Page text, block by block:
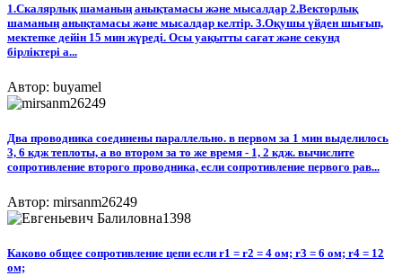
1.​​Скалярлық шаманың анықтамасы жəне мысалдар 2.​​Векторлық
шаманың анықтамасы жəне мысалдар келтір. 3.​​Оқушы үйден шығып,
мектепке дейiн 15 мин жүредi. Осы уақытты сағат жəне секунд
бiрлiктерi а...
Автор: buyamel
Два проводника соединены параллельно. в первом за 1 мин выделилось
3, 6 кдж теплоты, а во втором за то же время - 1, 2 кдж. вычислите
сопротивление второго проводника, если сопротивление первого рав...
Автор: mirsanm26249
Каково общее сопротивление цепи если r1 = r2 = 4 oм; r3 = 6 oм; r4 = 12
oм;